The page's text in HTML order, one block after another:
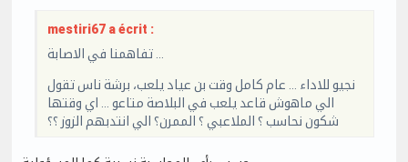
mestiri67 a écrit :
تفاهمنا في الاصابة …
نجيو للاداء … عام كامل وقت بن عياد يلعب، برشة ناس تقول
الي ماهوش قاعد يلعب في البلاصة متاعو … اي وقتها
شكون نحاسب ؟ الملاعبي ؟ الممرن؟ الي انتدبهم الزوز ؟؟